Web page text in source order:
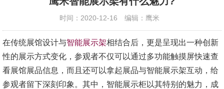
时间：2020-12-16 编辑：鹰米
在传统展馆设计与智能展示架相结合后，更是呈现出一种创新
性的展示方式变化，参观者不仅可以通过多功能触摸屏快速查
看展馆展品信息，而且还可以拿起展品与智能展示架互动，给
参观者留下深刻印象。其中，智能展示柜以其特别的魅力，成